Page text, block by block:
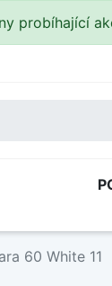
probíhající
60 White 11